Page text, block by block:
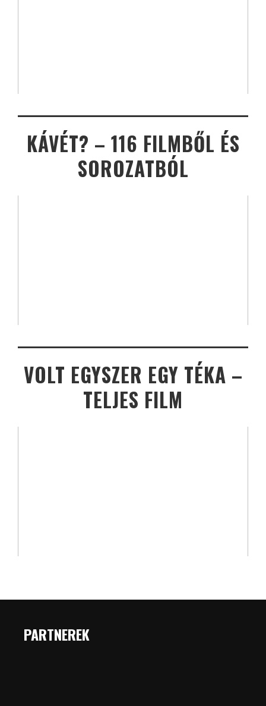
KÁVÉT? – 116 FILMBŐL ÉS
SOROZATBÓL
VOLT EGYSZER EGY TÉKA –
TELJES FILM
PARTNEREK